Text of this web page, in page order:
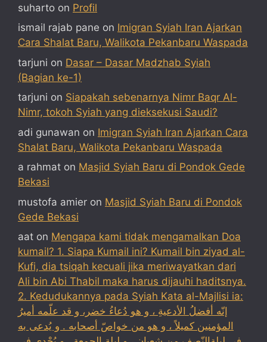
suharto on Profil
ismail rajab pane on Imigran Syiah Iran Ajarkan
Cara Shalat Baru, Walikota Pekanbaru Waspada
tarjuni on Dasar – Dasar Madzhab Syiah
(Bagian ke-1)
tarjuni on Siapakah sebenarnya Nimr Baqr Al-
Nimr, tokoh Syiah yang dieksekusi Saudi?
adi gunawan on Imigran Syiah Iran Ajarkan Cara
Shalat Baru, Walikota Pekanbaru Waspada
a rahmat on Masjid Syiah Baru di Pondok Gede
Bekasi
mustofa amier on Masjid Syiah Baru di Pondok
Gede Bekasi
aat on Mengapa kami tidak mengamalkan Doa
kumail? 1. Siapa Kumail ini? Kumail bin ziyad al-
Kufi, dia tsiqah kecuali jika meriwayatkan dari
Ali bin Abi Thabil maka harus dijauhi haditsnya.
2. Kedudukannya pada Syiah Kata al-Majlisi ia:
إنّه أفضلُ الأدعيةِ ، و هو دُعاءُ خضر، و قد علّمه أميرُ
المؤمنين كميلاً ، و هو من خواصّ أصحابه . و يُدعى به